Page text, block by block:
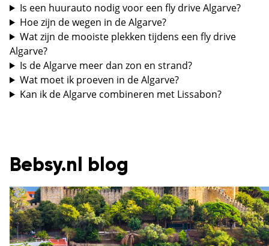
Is een huurauto nodig voor een fly drive Algarve?
Hoe zijn de wegen in de Algarve?
Wat zijn de mooiste plekken tijdens een fly drive
Algarve?
Is de Algarve meer dan zon en strand?
Wat moet ik proeven in de Algarve?
Kan ik de Algarve combineren met Lissabon?
Bebsy.nl blog